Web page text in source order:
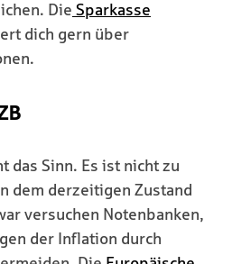
Die Sparkasse
dich gern über
das Sinn. Es ist nicht zu
dem derzeitigen Zustand
versuchen Notenbanken,
der Inflation durch